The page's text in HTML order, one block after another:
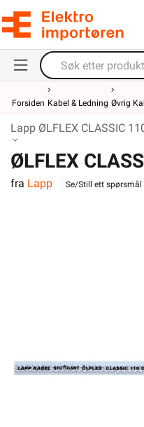
Forsiden Kabel & Ledning Øvrig
Lapp ØLFLEX CLASSIC
ØLFLEX
fra Lapp Se/Still ett spørsmål